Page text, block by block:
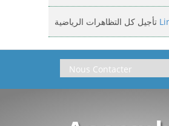
تأجيل كل التظاهرات الرياضية
Domiciliation des